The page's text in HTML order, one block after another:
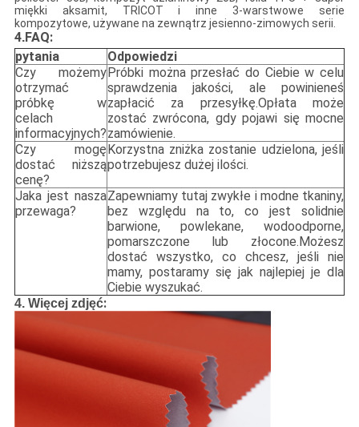
miękki aksamit, TRICOT i inne 3-warstwowe serie
kompozytowe, używane na zewnątrz jesienno-zimowych serii.
4.FAQ:
pytania
Odpowiedzi
Czy możemy
otrzymać
próbkę w
celach
informacyjnych?
Próbki można przesłać do Ciebie w celu
sprawdzenia jakości, ale powinieneś
zapłacić za przesyłkę.Opłata może
zostać zwrócona, gdy pojawi się mocne
zamówienie.
Czy mogę
dostać niższą
cenę?
Korzystna zniżka zostanie udzielona, ​​jeśli
potrzebujesz dużej ilości.
Jaka jest nasza
przewaga?
Zapewniamy tutaj zwykłe i modne tkaniny,
bez względu na to, co jest solidnie
barwione, powlekane, wodoodporne,
pomarszczone lub złocone.Możesz
dostać wszystko, co chcesz, jeśli nie
mamy, postaramy się jak najlepiej je dla
Ciebie wyszukać.
4. Więcej zdjęć: